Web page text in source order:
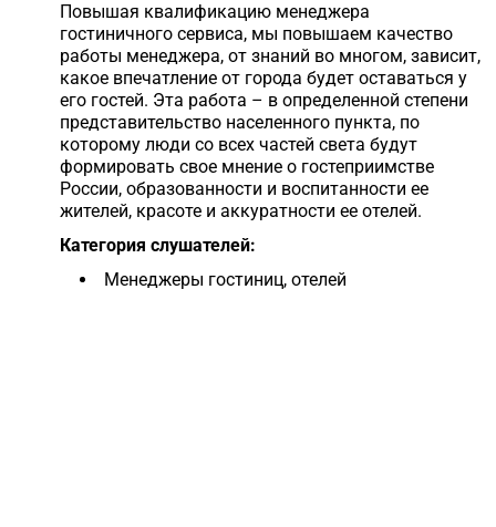
Повышая квалификацию менеджера
гостиничного сервиса, мы повышаем качество
работы менеджера, от знаний во многом, зависит,
какое впечатление от города будет оставаться у
его гостей. Эта работа – в определенной степени
представительство населенного пункта, по
которому люди со всех частей света будут
формировать свое мнение о гостеприимстве
России, образованности и воспитанности ее
жителей, красоте и аккуратности ее отелей.
Категория слушателей:
Менеджеры гостиниц, отелей